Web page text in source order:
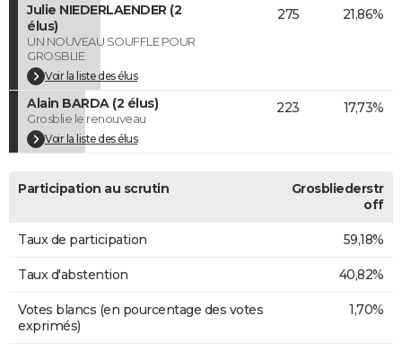
FORUM
Bricolage
Lifestyle
Culture
Sport
Auto
Television
Voyage
Cinema
Julie NIEDERLAENDER (2
élus)
UN NOUVEAU SOUFFLE POUR
GROSBLIE
Voir la liste des élus
275 21,86%
Alain BARDA (2 élus)
Grosblie le renouveau
Voir la liste des élus
223 17,73%
Participation au scrutin
Grosbliederstr
off
Taux de participation 59,18%
Taux d'abstention 40,82%
Votes blancs (en pourcentage des votes
exprimés)
1,70%